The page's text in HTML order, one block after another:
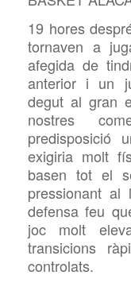
19 hores
tornaven a
afegida de
anterior i un
degut al gran
nostres
predisposició
exigiria molt
basen tot el
pressionant al
defensa feu
joc molt
transicions
controlats.